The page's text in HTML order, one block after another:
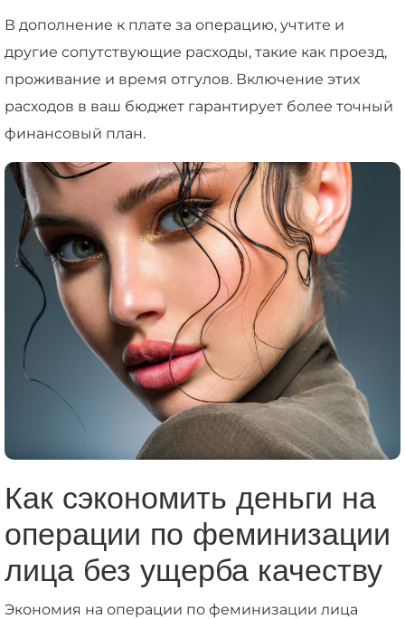
В дополнение к плате за операцию, учтите и
другие сопутствующие расходы, такие как проезд,
проживание и время отгулов. Включение этих
расходов в ваш бюджет гарантирует более точный
финансовый план.
Как сэкономить деньги на
операции по феминизации
лица без ущерба качеству
Экономия на операции по феминизации лица